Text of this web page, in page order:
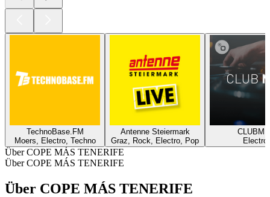
TechnoBase.FM
Moers, Electro, Techno
Antenne Steiermark
Graz, Rock, Electro, Pop
Electro
Über COPE MÁS TENERIFE
Über COPE MÁS TENERIFE
Über COPE MÁS TENERIFE